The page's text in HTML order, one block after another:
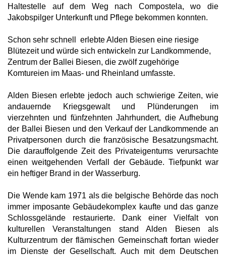
Haltestelle auf dem Weg nach Compostela, wo die
Jakobspilger Unterkunft und Pflege bekommen konnten.
Schon sehr schnell erlebte Alden Biesen eine riesige
Blütezeit und würde sich entwickeln zur Landkommende,
Zentrum der Ballei Biesen, die zwölf zugehörige
Komtureien im Maas- und Rheinland umfasste.
Alden Biesen erlebte jedoch auch schwierige Zeiten, wie
andauernde Kriegsgewalt und Plünderungen im
vierzehnten und fünfzehnten Jahrhundert, die Aufhebung
der Ballei Biesen und den Verkauf der Landkommende an
Privatpersonen durch die französische Besatzungsmacht.
Die darauffolgende Zeit des Privateigentums verursachte
einen weitgehenden Verfall der Gebäude. Tiefpunkt war
ein heftiger Brand in der Wasserburg.
Die Wende kam 1971 als die belgische Behörde das noch
immer imposante Gebäudekomplex kaufte und das ganze
Schlossgelände restaurierte. Dank einer Vielfalt von
kulturellen Veranstaltungen stand Alden Biesen als
Kulturzentrum der flämischen Gemeinschaft fortan wieder
im Dienste der Gesellschaft. Auch mit dem Deutschen